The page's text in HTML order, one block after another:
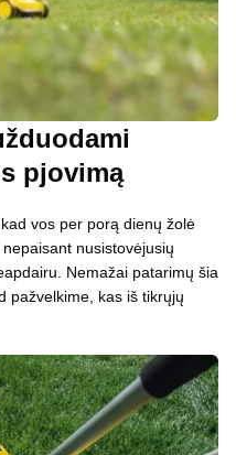
pjovimą
vos per porą dienų žolė
nusistovėjusių
Nemažai patarimų šia
pažvelkime, kas iš tikrųjų